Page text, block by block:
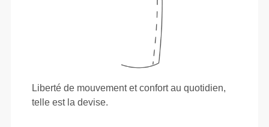
Liberté de mouvement et confort au quotidien,
telle est la devise.